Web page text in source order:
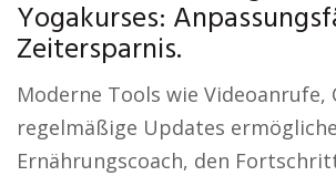
Yogakurses:
Zeitersparnis.
Moderne Tools wie Videoanrufe,
regelmäßige Updates
Ernährungscoach, den